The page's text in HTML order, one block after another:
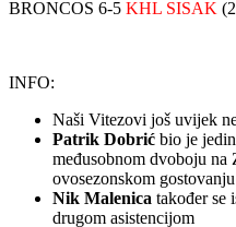
BRONCOS 6-5 KHL SISAK
INFO:
Naši Vitezovi još uvijek
Patrik Dobrić bio je
međusobnom dvoboju
ovosezonskom gostovanju
Nik Malenica također se
drugom asistencijom